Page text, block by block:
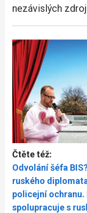
nezávislých
Čtěte též:
Odvolání šéfa
ruského
policejní ochranu.
spolupracuje s